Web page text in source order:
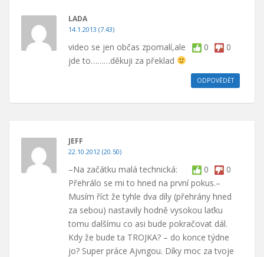
LADA
14.1.2013 (7.43)
0 0
video se jen občas zpomalí,ale
jde to………děkuji za překlad
ODPOVĚDĚT
JEFF
22.10.2012 (20.50)
0 0
–Na začátku malá technická:
Přehrálo se mi to hned na první pokus.–
Musím říct že tyhle dva díly (přehrány hned
za sebou) nastavily hodně vysokou laťku
tomu dalšímu co asi bude pokračovat dál.
Kdy že bude ta TROJKA? – do konce týdne
jo? Super práce Ajvngou. Díky moc za tvoje